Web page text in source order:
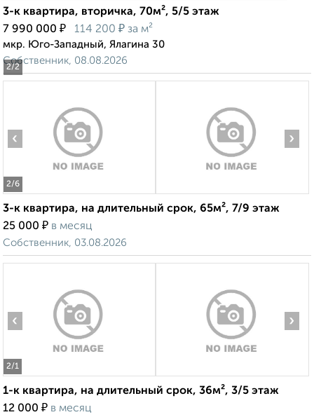
2/2
3-к квартира, вторичка, 70м², 5/5 этаж
7 990 000 ₽ 114 200 ₽ за м²
мкр. Юго-Западный, Ялагина 30
Собственник, 08.08.2026
2/6
‹ ›
3-к квартира, на длительный срок, 65м², 7/9 этаж
25 000 ₽ в месяц
Собственник, 03.08.2026
2/1
‹ ›
1-к квартира, на длительный срок, 36м², 3/5 этаж
12 000 ₽ в месяц